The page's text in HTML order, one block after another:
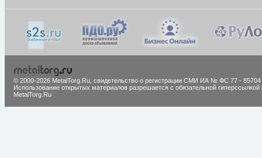
© 2000-2026 MetalTorg.Ru, cвидетельство о регистрации СМИ ИА № ФС 77 - 85704
Использование открытых материалов разрешается с обязательной гиперссылкой
MetalTorg.Ru